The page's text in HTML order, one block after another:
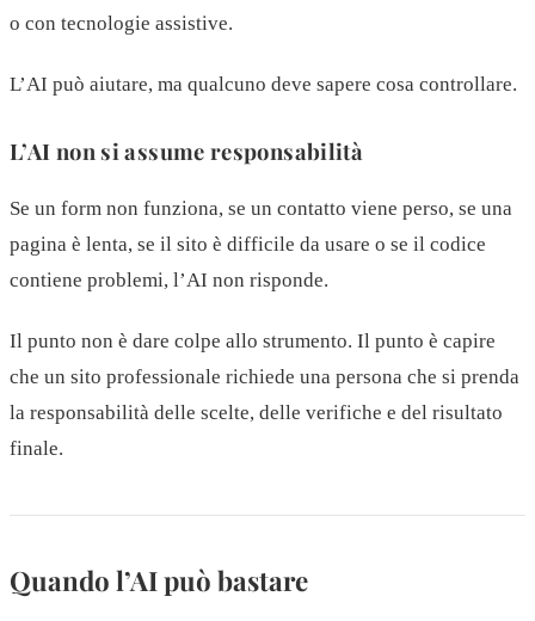
o con tecnologie assistive.
L’AI può aiutare, ma qualcuno deve sapere cosa controllare.
L’AI non si assume responsabilità
Se un form non funziona, se un contatto viene perso, se una
pagina è lenta, se il sito è difficile da usare o se il codice
contiene problemi, l’AI non risponde.
Il punto non è dare colpe allo strumento. Il punto è capire
che un sito professionale richiede una persona che si prenda
la responsabilità delle scelte, delle verifiche e del risultato
finale.
Quando l’AI può bastare